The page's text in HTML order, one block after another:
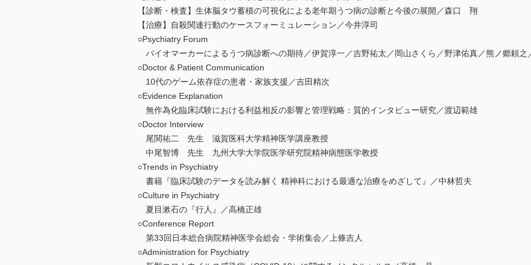
【診断・検査】生体脳タウ蓄積の可視化による老年期うつ病の診断と今後の展開／森口 翔
【治療】自殺関連行動のケースフォーミュレーション／今井淳司
○Psychiatry Forum
バイオマーカーによるうつ病診断への期待／伊賀淳一／吉野祐太／岡山さくら／野津佑真／熊ノ郷頼之
○Doctor & Patient Communication
10代のゲーム依存症の患者・家族支援／吉田精次
○Evidence Explanation
無作為化臨床試験における利益相反の影響と管理戦略：質的インタビュー研究／渡辺範雄
○Doctor Interview
尾関祐二 先生 滋賀医科大学精神医学講座教授
中尾智博 先生 九州大学大学院医学研究院精神病態医学教授
○Trends in Psychiatry
書籍『臨床試験のデータを読み解く 精神科における最適な治療をめざして』／中林哲夫
○Culture in Psychiatry
夏目漱石の『行人』／高橋正雄
○Conference Report
第33回日本総合病院精神医学会総会・学術集会／上條吉人
○Administration for Psychiatry